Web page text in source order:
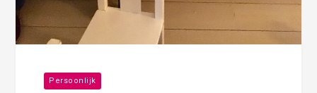
Persoonlijk